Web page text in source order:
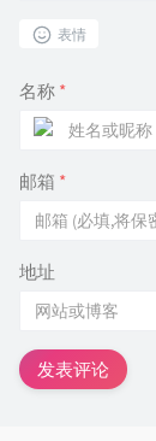
表情
名称 *
邮箱 *
地址
发表评论